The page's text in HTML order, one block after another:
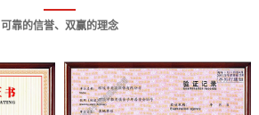
可靠的信誉、双赢的理念